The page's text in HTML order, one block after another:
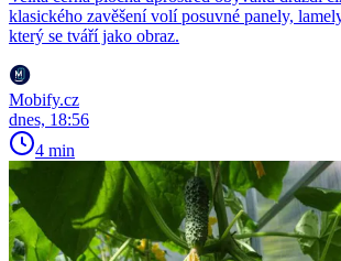
klasického zavěšení volí posuvné panely,
který se tváří jako obraz.
Mobify.cz
dnes, 18:56
4 min